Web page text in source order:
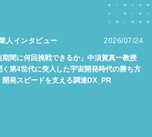
人インタビュー 2026/07/24
期間に何回挑戦できるか」中須賀真一教授
く第4世代に突入した宇宙開発時代の勝ち方
開発スピードを支える調達DX_PR